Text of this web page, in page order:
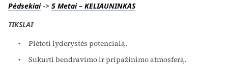
Pėdsekiai-> 5 Metai – KELIAUNINKAS
TIKSLAI
Plėtoti lyderystės potencialą.
Sukurti bendravimo ir pripažinimo atmosferą.